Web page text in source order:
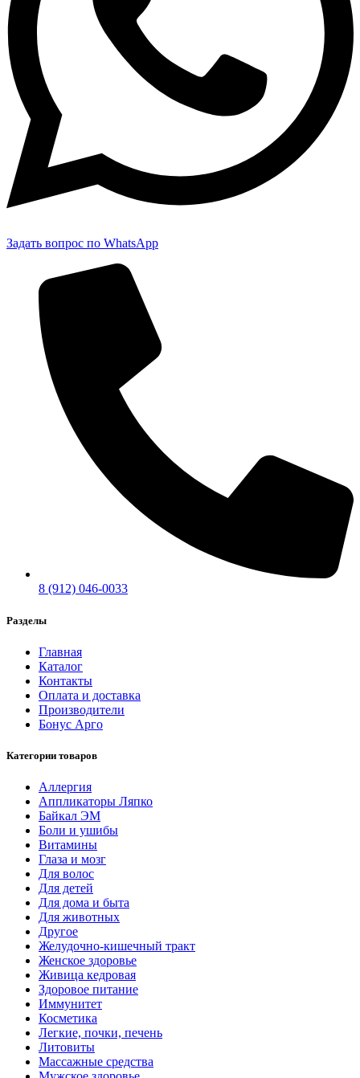
Задать вопрос по WhatsApp
8 (912) 046-0033
Разделы
Главная
Каталог
Контакты
Оплата и доставка
Производители
Бонус Арго
Категории товаров
Аллергия
Аппликаторы Ляпко
Байкал ЭМ
Боли и ушибы
Витамины
Глаза и мозг
Для волос
Для детей
Для дома и быта
Для животных
Другое
Желудочно-кишечный тракт
Женское здоровье
Живица кедровая
Здоровое питание
Иммунитет
Косметика
Легкие, почки, печень
Литовиты
Массажные средства